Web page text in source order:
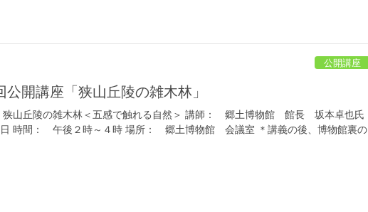
公開講座
開講座「狭山丘陵の雑木林」
狭山丘陵の雑木林＜五感で触れる自然＞ 講師： 郷土博物館 館長 坂本卓也氏
時間： 午後２時～４時 場所： 郷土博物館 会議室 ＊講義の後、博物館裏の